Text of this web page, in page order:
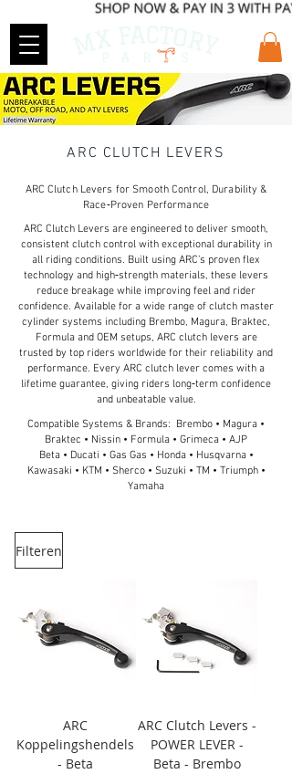
ARC CLUTCH LEVERS
ARC Clutch Levers for Smooth Control, Durability &
Race‑Proven Performance
ARC Clutch Levers are engineered to deliver smooth,
consistent clutch control with exceptional durability in
all riding conditions. Built using ARC’s proven flex
technology and high‑strength materials, these levers
reduce breakage while improving feel and rider
confidence. Available for a wide range of clutch master
cylinder systems including Brembo, Magura, Braktec,
Formula and OEM setups, ARC clutch levers are
trusted by top riders worldwide for their reliability and
performance. Every ARC clutch lever comes with a
lifetime guarantee, giving riders long‑term confidence
and unbeatable value.
Compatible Systems & Brands: Brembo • Magura •
Braktec • Nissin • Formula • Grimeca • AJP
Beta • Ducati • Gas Gas • Honda • Husqvarna •
Kawasaki • KTM • Sherco • Suzuki • TM • Triumph •
Yamaha
Filteren
ARC
Koppelingshendels
- Beta
ARC Clutch Levers -
POWER LEVER -
Beta - Brembo